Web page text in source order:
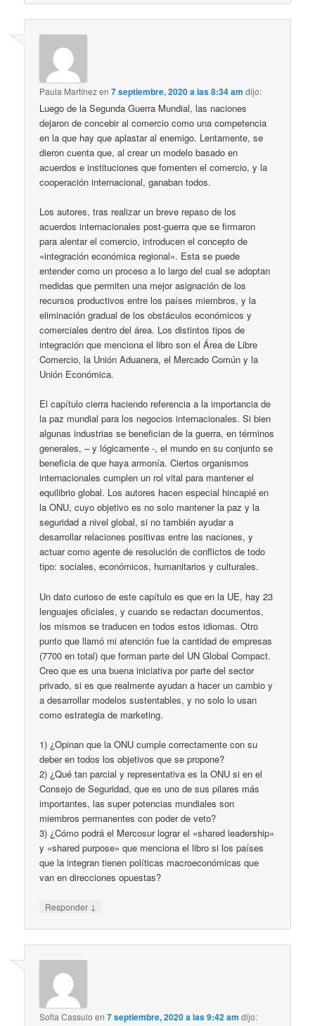
Paula Martínezen7 septiembre, 2020 a las 8:34 am dijo:
Luego de la Segunda Guerra Mundial, las naciones
dejaron de concebir al comercio como una competencia
en la que hay que aplastar al enemigo. Lentamente, se
dieron cuenta que, al crear un modelo basado en
acuerdos e instituciones que fomenten el comercio, y la
cooperación internacional, ganaban todos.
Los autores, tras realizar un breve repaso de los
acuerdos internacionales post-guerra que se firmaron
para alentar el comercio, introducen el concepto de
«integración económica regional». Esta se puede
entender como un proceso a lo largo del cual se adoptan
medidas que permiten una mejor asignación de los
recursos productivos entre los países miembros, y la
eliminación gradual de los obstáculos económicos y
comerciales dentro del área. Los distintos tipos de
integración que menciona el libro son el Área de Libre
Comercio, la Unión Aduanera, el Mercado Común y la
Unión Económica.
El capítulo cierra haciendo referencia a la importancia de
la paz mundial para los negocios internacionales. Si bien
algunas industrias se benefician de la guerra, en términos
generales, – y lógicamente -, el mundo en su conjunto se
beneficia de que haya armonía. Ciertos organismos
internacionales cumplen un rol vital para mantener el
equilibrio global. Los autores hacen especial hincapié en
la ONU, cuyo objetivo es no solo mantener la paz y la
seguridad a nivel global, si no también ayudar a
desarrollar relaciones positivas entre las naciones, y
actuar como agente de resolución de conflictos de todo
tipo: sociales, económicos, humanitarios y culturales.
Un dato curioso de este capítulo es que en la UE, hay 23
lenguajes oficiales, y cuando se redactan documentos,
los mismos se traducen en todos estos idiomas. Otro
punto que llamó mi atención fue la cantidad de empresas
(7700 en total) que forman parte del UN Global Compact.
Creo que es una buena iniciativa por parte del sector
privado, si es que realmente ayudan a hacer un cambio y
a desarrollar modelos sustentables, y no solo lo usan
como estrategia de marketing.
1) ¿Opinan que la ONU cumple correctamente con su
deber en todos los objetivos que se propone?
2) ¿Qué tan parcial y representativa es la ONU si en el
Consejo de Seguridad, que es uno de sus pilares más
importantes, las super potencias mundiales son
miembros permanentes con poder de veto?
3) ¿Cómo podrá el Mercosur lograr el «shared leadership»
y «shared purpose» que menciona el libro si los países
que la integran tienen políticas macroeconómicas que
van en direcciones opuestas?
Responder ↓
Sofía Cassulo en7 septiembre, 2020 a las 9:42 am dijo: